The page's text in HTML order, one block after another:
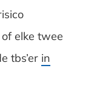
elke twee
tbs’er in